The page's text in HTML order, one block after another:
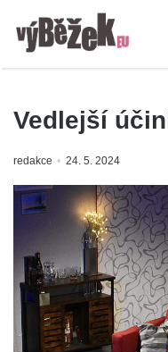
Vedlejší
redakce 24. 5. 2024